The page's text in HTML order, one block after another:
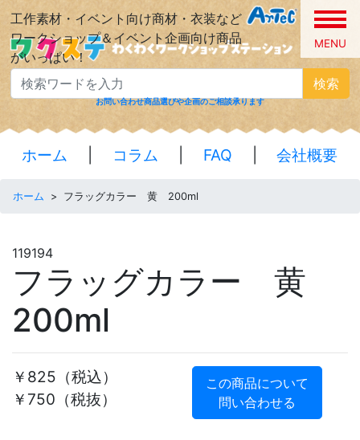
工作素材・イベント向け商材・衣装など
ワークショップ＆イベント企画向け商品
がいっぱい！
MENU
検索
お問い合わせ商品選びや企画のご相談承ります
ホーム コラム FAQ 会社概要
ホーム > フラッグカラー 黄 200ml
119194
フラッグカラー 黄
200ml
￥825 （税込）
￥750（税抜）
この商品について
問い合わせる